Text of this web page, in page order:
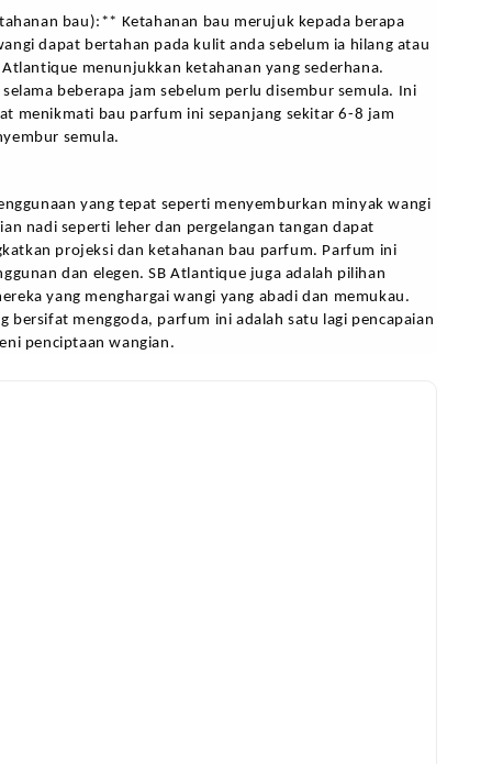
bau):** Ketahanan bau merujuk kepada berapa
dapat bertahan pada kulit anda sebelum ia hilang atau
menunjukkan ketahanan yang sederhana.
beberapa jam sebelum perlu disembur semula. Ini
menikmati bau parfum ini sepanjang sekitar 6-8 jam
semula.
yang tepat seperti menyemburkan minyak wangi
nadi seperti leher dan pergelangan tangan dapat
projeksi dan ketahanan bau parfum. Parfum ini
dan elegen. SB Atlantique juga adalah pilihan
yang menghargai wangi yang abadi dan memukau.
bersifat menggoda, parfum ini adalah satu lagi pencapaian
penciptaan wangian.